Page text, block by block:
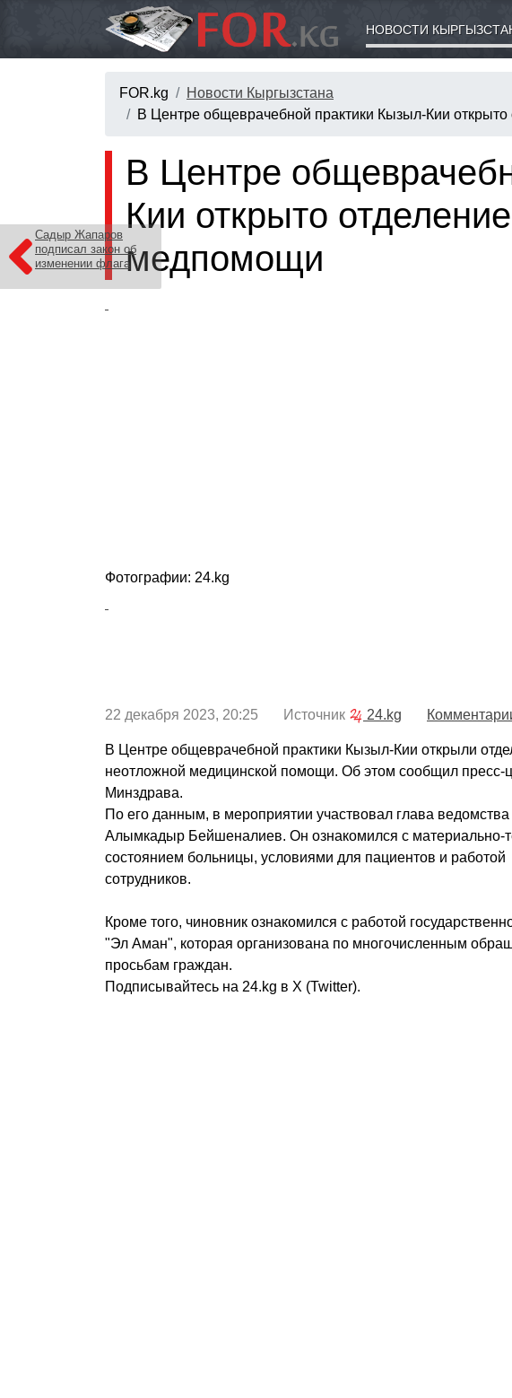
НОВОСТИ
FOR.kg
Новости Кыргызстана
В Центре общеврачебной практики Кызыл-Кии
Садыр Жапаров
подписал закон об
изменении флага
В Центре
Кии открыто
медпомощи
Фотографии: 24.kg
22 декабря 2023, 20:25 Источник 24.kg
В Центре общеврачебной практики Кызыл-Кии открыли
неотложной медицинской помощи. Об этом сообщил пресс-
Минздрава.
По его данным, в мероприятии участвовал глава ведомства
Алымкадыр Бейшеналиев. Он ознакомился с материально-
состоянием больницы, условиями для пациентов и работой
сотрудников.
Кроме того, чиновник ознакомился с работой
"Эл Аман", которая организована по многочисленным
просьбам граждан.
Подписывайтесь на 24.kg в Х (Twitter).